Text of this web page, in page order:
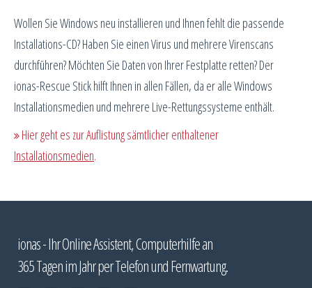
Wollen Sie Windows neu installieren und Ihnen fehlt die passende
Installations-CD? Haben Sie einen Virus und mehrere Virenscans
durchführen? Möchten Sie Daten von Ihrer Festplatte retten? Der
ionas-Rescue Stick hilft Ihnen in allen Fällen, da er alle Windows
Installationsmedien und mehrere Live-Rettungssysteme enthält.
Hier geht es zur Auflistung sämtlicher enthaltener
Installationsmedien.
ionas - Ihr Online Assistent, Computerhilfe an
365 Tagen im Jahr per Telefon und Fernwartung.